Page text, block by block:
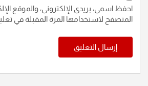
احفظ اسمي، بريدي الإلكتروني، والموقع
المتصفح لاستخدامها المرة المقبلة في